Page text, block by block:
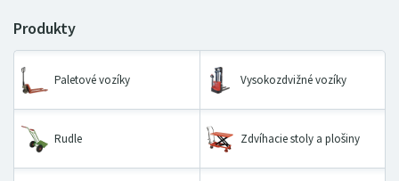
Paletové vozíky Vysokozdvižné vozíky
Rudle Zdvíhacie stoly a plošiny